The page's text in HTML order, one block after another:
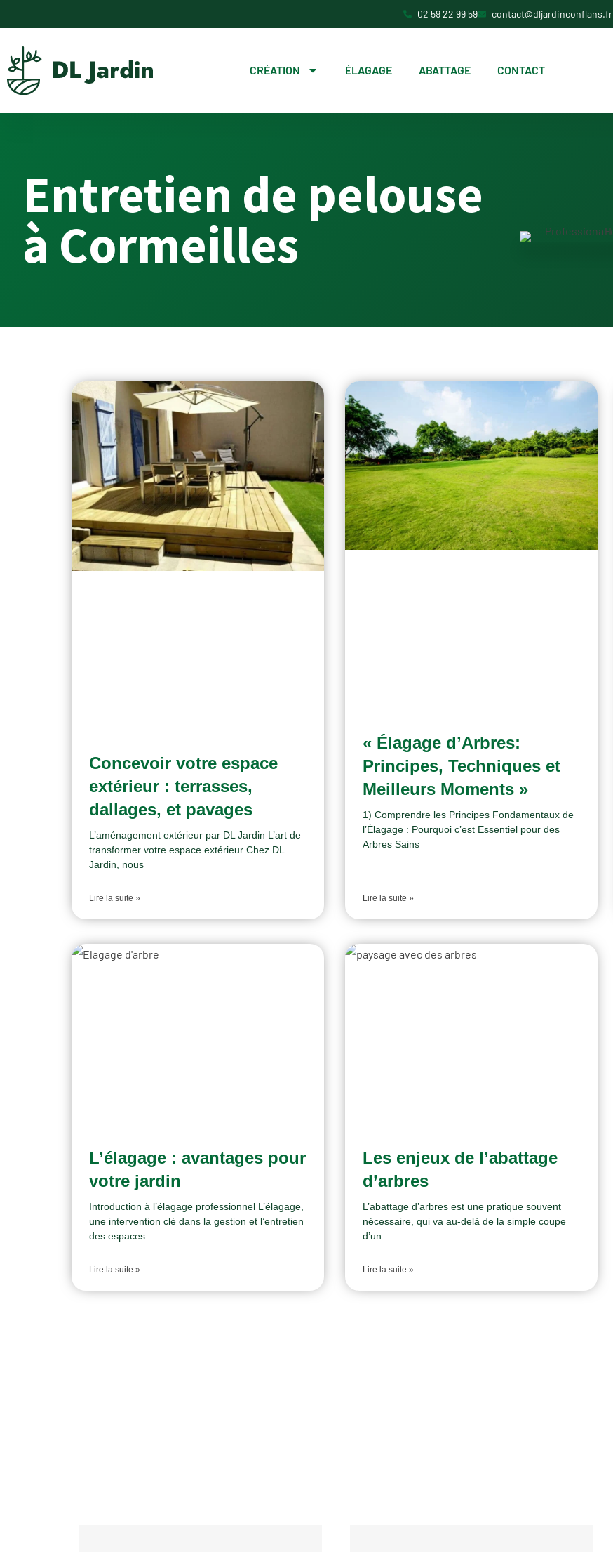
02 59 22 99 59 contact@dljardinconflans.fr
CRÉATION ÉLAGAGE ABATTAGE CONTACT
Entretien de pelouse
à Cormeilles
Concevoir votre espace
extérieur : terrasses,
dallages, et pavages
L’aménagement extérieur par DL Jardin L’art de
transformer votre espace extérieur Chez DL
Jardin, nous
Lire la suite »
« Élagage d’Arbres:
Principes, Techniques et
Meilleurs Moments »
1) Comprendre les Principes Fondamentaux de
l’Élagage : Pourquoi c’est Essentiel pour des
Arbres Sains
Lire la suite »
L’élagage : avantages pour
votre jardin
Introduction à l’élagage professionnel L’élagage,
une intervention clé dans la gestion et l’entretien
des espaces
Lire la suite »
Les enjeux de l’abattage
d’arbres
L’abattage d’arbres est une pratique souvent
nécessaire, qui va au-delà de la simple coupe
d’un
Lire la suite »